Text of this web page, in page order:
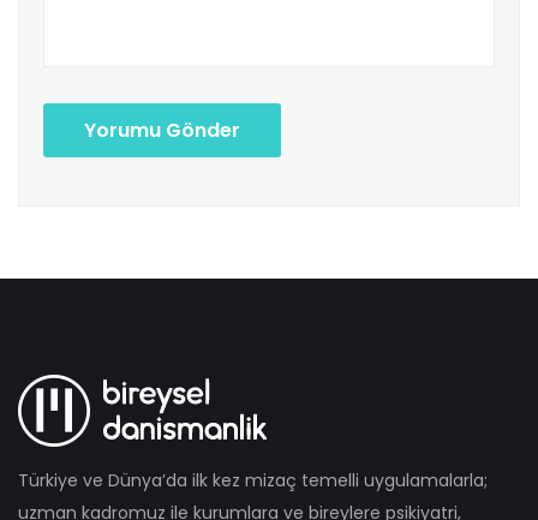
Yorumu Gönder
Türkiye ve Dünya’da ilk kez mizaç temelli uygulamalarla;
uzman kadromuz ile kurumlara ve bireylere psikiyatri,